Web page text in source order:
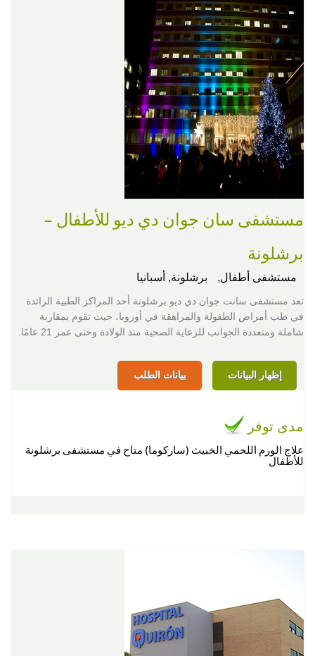
مستشفى سان جوان دي ديو للأطفال –
برشلونة
مستشفى أطفال, برشلونة, أسبانيا
تعد مستشفى سانت جوان دي ديو برشلونة أحد المراكز الطبية الرائدة
في طب أمراض الطفولة والمراهقة في أوروبا، حيث تقوم بمقاربة
شاملة ومتعددة الجوانب للرعاية الصحية منذ الولادة وحتى عمر 21 عامًا.
إظهار البيانات بيانات الطلب
مدى توفر
علاج الورم اللحمي الخبيث (ساركوما) متاح في مستشفى برشلونة
للأطفال